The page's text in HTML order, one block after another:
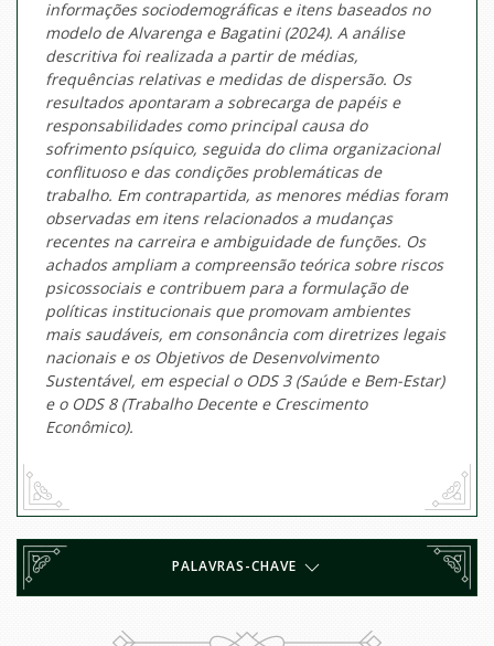
informações sociodemográficas e itens baseados no
modelo de Alvarenga e Bagatini (2024). A análise
descritiva foi realizada a partir de médias,
frequências relativas e medidas de dispersão. Os
resultados apontaram a sobrecarga de papéis e
responsabilidades como principal causa do
sofrimento psíquico, seguida do clima organizacional
conflituoso e das condições problemáticas de
trabalho. Em contrapartida, as menores médias foram
observadas em itens relacionados a mudanças
recentes na carreira e ambiguidade de funções. Os
achados ampliam a compreensão teórica sobre riscos
psicossociais e contribuem para a formulação de
políticas institucionais que promovam ambientes
mais saudáveis, em consonância com diretrizes legais
nacionais e os Objetivos de Desenvolvimento
Sustentável, em especial o ODS 3 (Saúde e Bem-Estar)
e o ODS 8 (Trabalho Decente e Crescimento
Econômico).
PALAVRAS-CHAVE